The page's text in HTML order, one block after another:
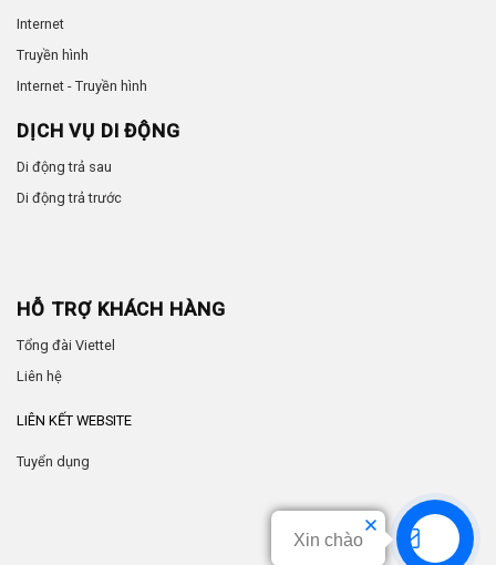
Internet
Truyền hình
Internet - Truyền hình
DỊCH VỤ DI ĐỘNG
Di động trả sau
Di động trả trước
HỖ TRỢ KHÁCH HÀNG
Tổng đài Viettel
Liên hệ
LIÊN KẾT WEBSITE
Tuyển dụng
Xin chào